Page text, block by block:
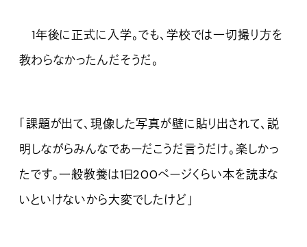
1年後に正式に入学。でも、学校では一切撮り方を
教わらなかったんだそうだ。
「課題が出て、現像した写真が壁に貼り出されて、説
明しながらみんなであーだこうだ言うだけ。楽しかっ
たです。一般教養は1日200ページくらい本を読まな
いといけないから大変でしたけど」